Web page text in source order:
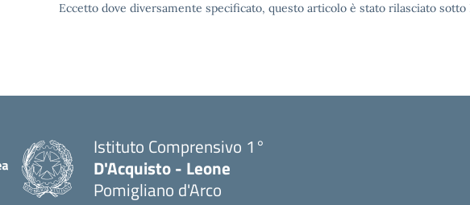
Eccetto dove diversamente specificato, questo articolo è stato rilasciato
Istituto Comprensivo 1°
D'Acquisto - Leone
Pomigliano d'Arco